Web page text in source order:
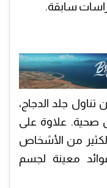
سابقة.
تناول جلد الدجاج،
صحية. علاوة على
من الأشخاص
معينة لجسم